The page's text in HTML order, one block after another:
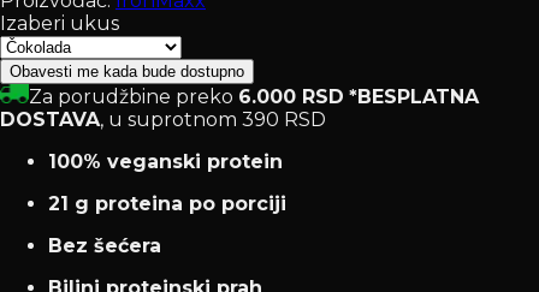
Izaberi ukus
Obavesti me kada bude dostupno
Za porudžbine preko 6.000 RSD *BESPLATNA
DOSTAVA, u suprotnom 390 RSD
100% veganski protein
21 g proteina po porciji
Bez šećera